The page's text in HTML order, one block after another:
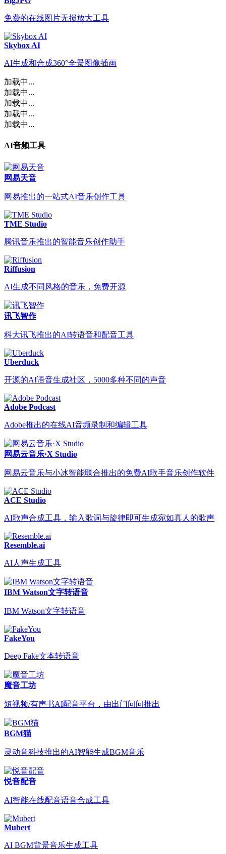
免费的在线图片无损放大工具
Skybox AI
AI生成和合成360°全景图像插画
加载中...
加载中...
加载中...
加载中...
加载中...
AI音频工具
网易天音
网易推出的一站式AI音乐创作工具
TME Studio
腾讯音乐推出的智能音乐创作助手
Riffusion
AI生成不同风格的音乐，免费开源
讯飞智作
科大讯飞推出的AI转语音和配音工具
Uberduck
开源的AI语音生成社区，5000多种不同的声音
Adobe Podcast
Adobe推出的在线AI音频录制和编辑工具
网易云音乐·X Studio
网易云音乐与小冰智能联合推出的免费AI歌手音乐创作软件
ACE Studio
AI歌声合成工具，输入歌词与旋律即可生成宛如真人的歌声
Resemble.ai
AI人声生成工具
IBM Watson文字转语音
IBM Watson文字转语音
FakeYou
Deep Fake文本转语音
魔音工坊
短视频/有声书AI配音平台，由出门问问推出
BGM猫
灵动音科技推出的AI智能生成BGM音乐
悦音配音
AI智能在线配音语音合成工具
Mubert
AI BGM背景音乐生成工具